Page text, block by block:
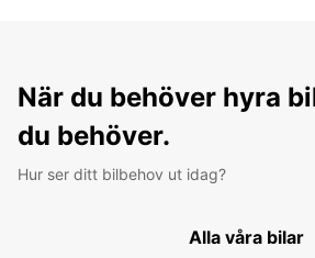
När du behöver hyra
du behöver.
Hur ser ditt bilbehov ut idag?
Alla våra bilar